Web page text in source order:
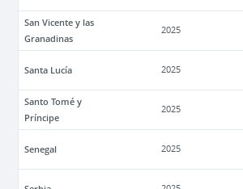
San Vicente y las
Granadinas
2025
Santa Lucía 2025
Santo Tomé y
Príncipe
2025
Senegal 2025